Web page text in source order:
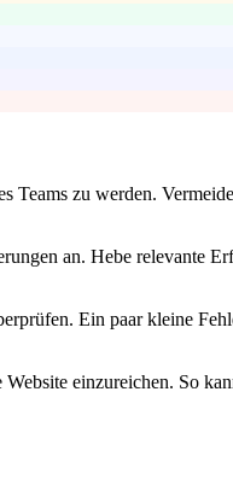
zu werden.
an. Hebe relevante
Ein paar kleine
einzureichen. So